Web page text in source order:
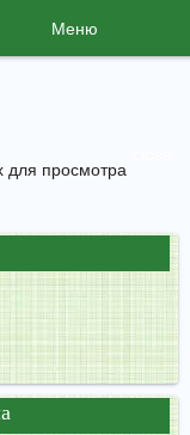
Меню
для просмотра